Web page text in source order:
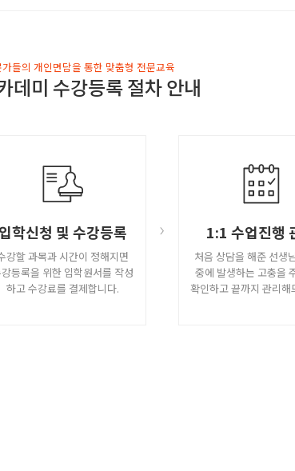
들의 개인면담을 통한 맞춤형 전문교육
데미 수강등록 절차 안내
입학신청 및 수강등록
강할 과목과 시간이 정해지면
등록을 위한 입학원서를 작성
하고 수강료를 결제합니다.
1:1 수업진행
처음 상담을 해준 선생
중에 발생하는 고충을
확인하고 끝까지 관리해